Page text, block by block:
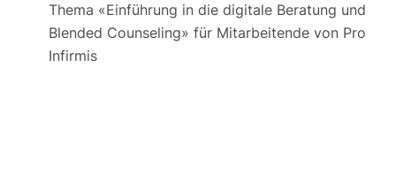
Thema «Einführung in die digitale Beratung und
Blended Counseling» für Mitarbeitende von Pro
Infirmis